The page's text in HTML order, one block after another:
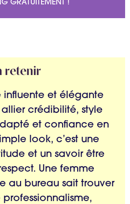
GRATUITEMENT !
retenir
influente et élégante
allier crédibilité, style
et confiance en
look, c’est une
et un savoir être
Une femme
au bureau sait trouver
professionnalisme,